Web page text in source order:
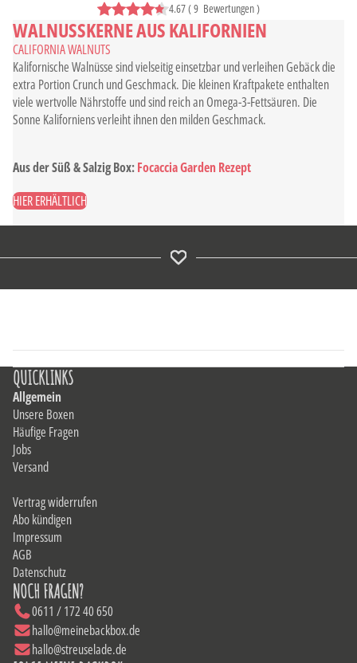
4.67(9 Bewertungen)
WALNUSSKERNE AUS KALIFORNIEN
CALIFORNIA WALNUTS
Kalifornische Walnüsse sind vielseitig einsetzbar und verleihen Gebäck die
extra Portion Crunch und Geschmack. Die kleinen Kraftpakete enthalten
viele wertvolle Nährstoffe und sind reich an Omega-3-Fettsäuren. Die
Sonne Kaliforniens verleiht ihnen den milden Geschmack.
Aus der Süß & Salzig Box:Focaccia Garden Rezept
HIER ERHÄLTLICH
QUICKLINKS
Allgemein
Unsere Boxen
Häufige Fragen
Jobs
Versand
Vertrag widerrufen
Abo kündigen
Impressum
AGB
Datenschutz
NOCH FRAGEN?
0611 / 172 40 650
hallo@meinebackbox.de
hallo@streuselade.de